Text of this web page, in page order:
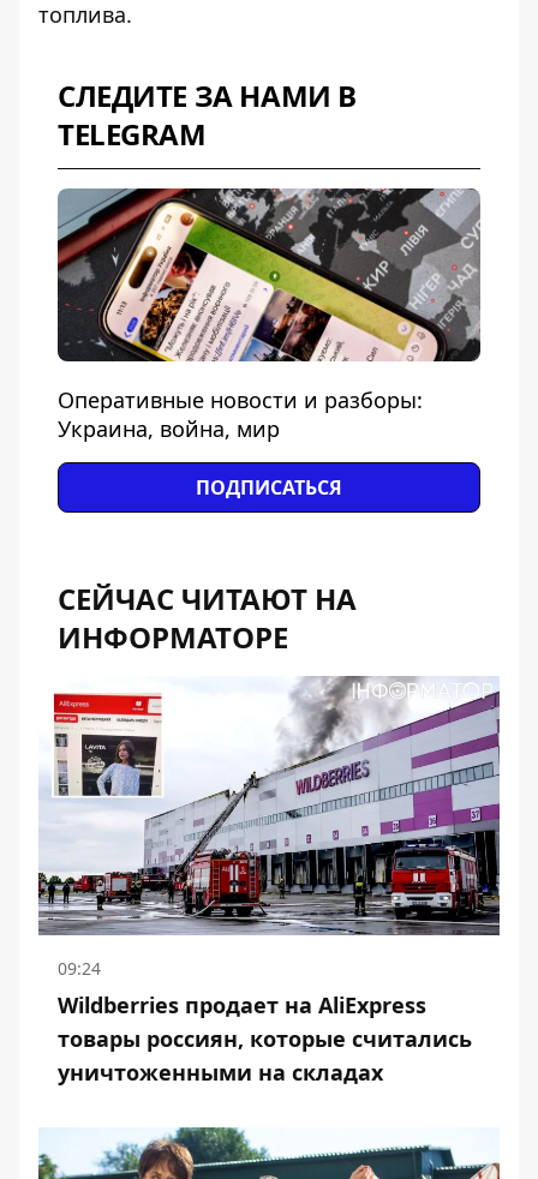
топлива.
СЛЕДИТЕ ЗА НАМИ В
TELEGRAM
Оперативные новости и разборы:
Украина, война, мир
ПОДПИСАТЬСЯ
СЕЙЧАС ЧИТАЮТ НА
ИНФОРМАТОРЕ
09:24
Wildberries продает на AliExpress
товары россиян, которые считались
уничтоженными на складах